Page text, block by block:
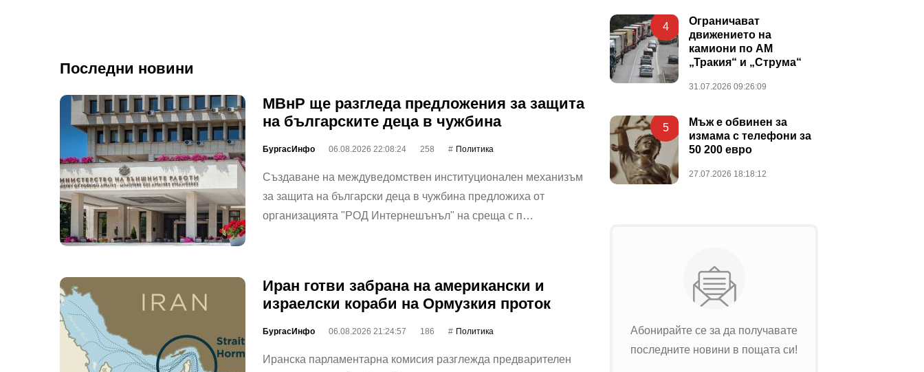
Последни новини
МВнР ще разгледа предложения за защита
на българските деца в чужбина
БургасИнфо 06.08.2026 22:08:24 258 Политика
Създаване на междуведомствен институционален механизъм
за защита на български деца в чужбина предложиха от
организацията "РОД Интернешънъл" на среща с п…
Иран готви забрана на американски и
израелски кораби на Ормузкия проток
БургасИнфо 06.08.2026 21:24:57 186 Политика
Иранска парламентарна комисия разглежда предварителен
4
Ограничават
движението на
камиони по АМ
„Тракия“ и „Струма“
31.07.2026 09:26:09
5
Мъж е обвинен за
измама с телефони за
50 200 евро
27.07.2026 18:18:12
Абонирайте се за да получавате
последните новини в пощата си!